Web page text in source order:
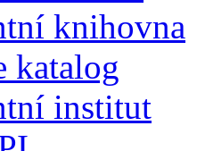
knihovna
katalog
institut